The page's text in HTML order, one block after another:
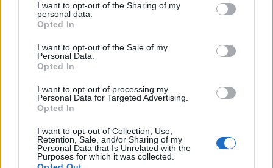
I want to opt-out of the Sharing of my
personal data.
Opted In
I want to opt-out of the Sale of my
Personal Data.
Opted In
I want to opt-out of processing my
Personal Data for Targeted Advertising.
Opted In
I want to opt-out of Collection, Use,
Retention, Sale, and/or Sharing of my
Personal Data that Is Unrelated with the
Purposes for which it was collected.
Το βράδυ της Τετάρτης, ο Ταξίαρχος